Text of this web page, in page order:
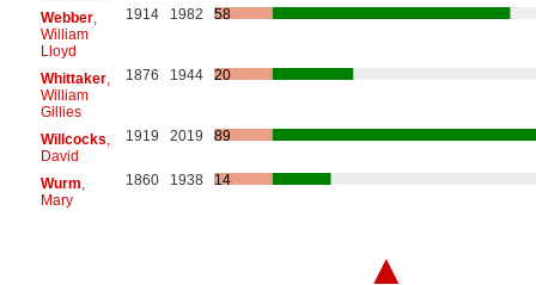
Webber,
William
Lloyd
1914 1982 58
Whittaker,
William
Gillies
1876 1944 20
Willcocks
David
1919 2019 89
Wurm
Mary
1860 1938 14
▲